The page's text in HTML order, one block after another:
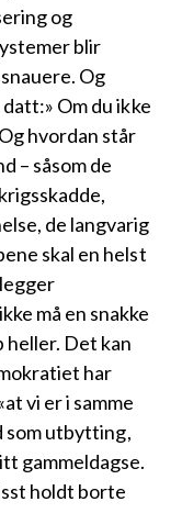
og
blir
Og
Om du ikke
hvordan står
– såsom de
de langvarig
skal en helst
må en snakke
heller. Det kan
har
vi er i samme
som utbytting,
gammeldagse.
holdt borte